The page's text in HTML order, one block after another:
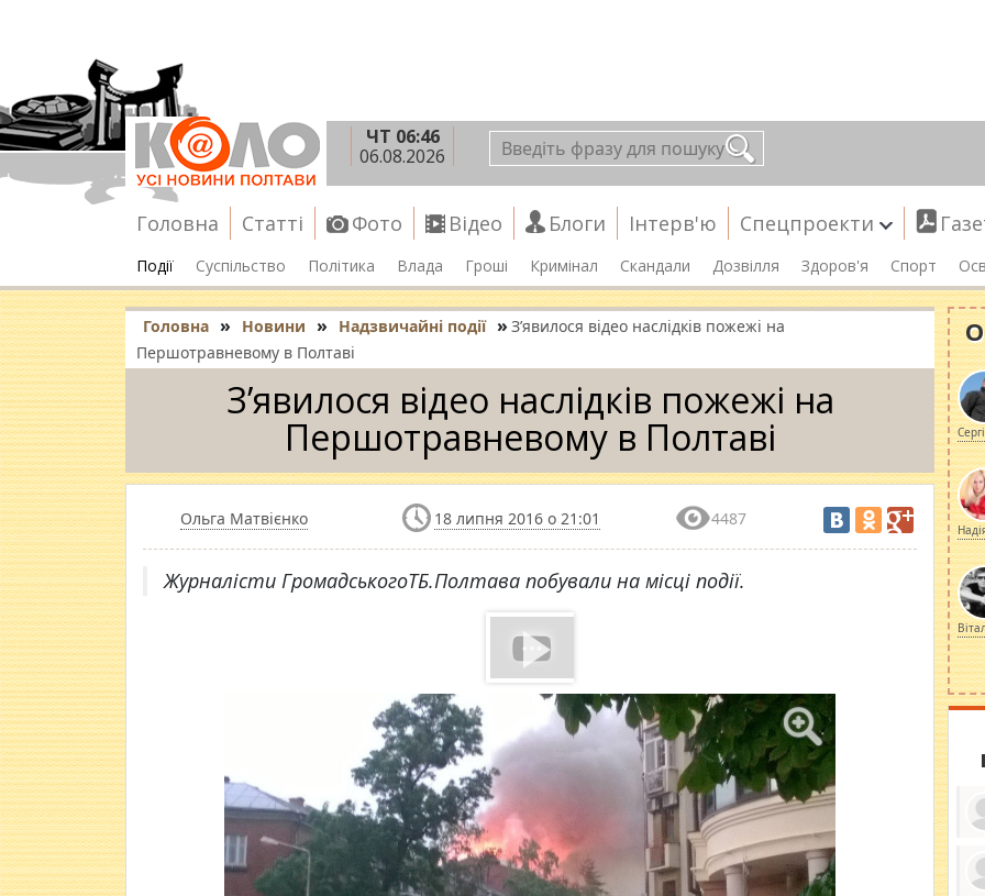
ЧТ 06:46
06.08.2026
Головна Статті Фото Відео Блоги Інтерв'ю Спецпроекти
Події Суспільство Політика Влада Гроші Кримінал Скандали Дозвілля Здоров'я Спорт
Головна » Новини » Надзвичайні події » З’явилося відео наслідків пожежі на
Першотравневому в Полтаві
З’явилося відео наслідків пожежі на
Першотравневому в Полтаві
Ольга Матвієнко 18 липня 2016 о 21:01 4487
Журналісти ГромадськогоТБ.Полтава побували на місці події.